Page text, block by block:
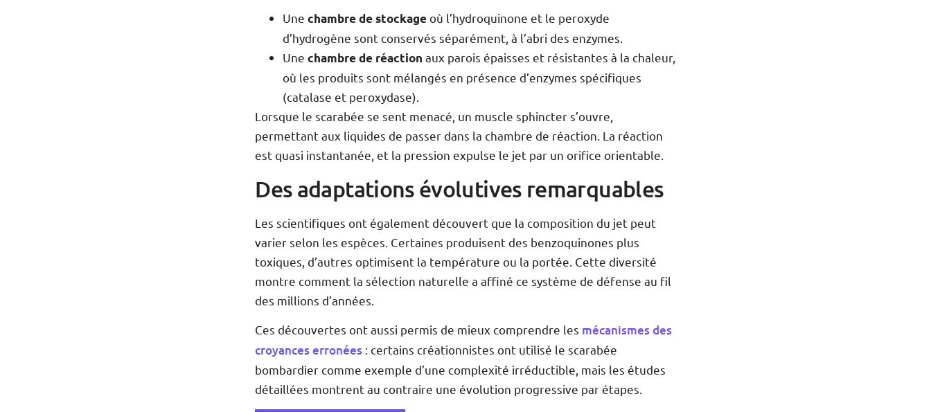
Unechambre de stockageoù l’hydroquinone et le peroxyde
d’hydrogène sont conservés séparément, à l’abri des enzymes.
Unechambre de réaction aux parois épaisses et résistantes à la chaleur,
où les produits sont mélangés en présence d’enzymes spécifiques
(catalase et peroxydase).
Lorsque le scarabée se sent menacé, un muscle sphincter s’ouvre,
permettant aux liquides de passer dans la chambre de réaction. La réaction
est quasi instantanée, et la pression expulse le jet par un orifice orientable.
Des adaptations évolutives remarquables
Les scientifiques ont également découvert que la composition du jet peut
varier selon les espèces. Certaines produisent des benzoquinones plus
toxiques, d’autres optimisent la température ou la portée. Cette diversité
montre comment la sélection naturelle a affiné ce système de défense au fil
des millions d’années.
Ces découvertes ont aussi permis de mieux comprendre les mécanismes des
croyances erronées : certains créationnistes ont utilisé le scarabée
bombardier comme exemple d’une complexité irréductible, mais les études
détaillées montrent au contraire une évolution progressive par étapes.